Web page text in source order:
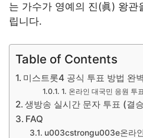
는 가수가 영예의 진(眞) 왕
립니다.
Table of Contents
미스트롯4 공식 투표 방법 완
1. 온라인 대국민 응원 투
생방송 실시간 문자 투표 (결
FAQ
u003cstrongu003e온라